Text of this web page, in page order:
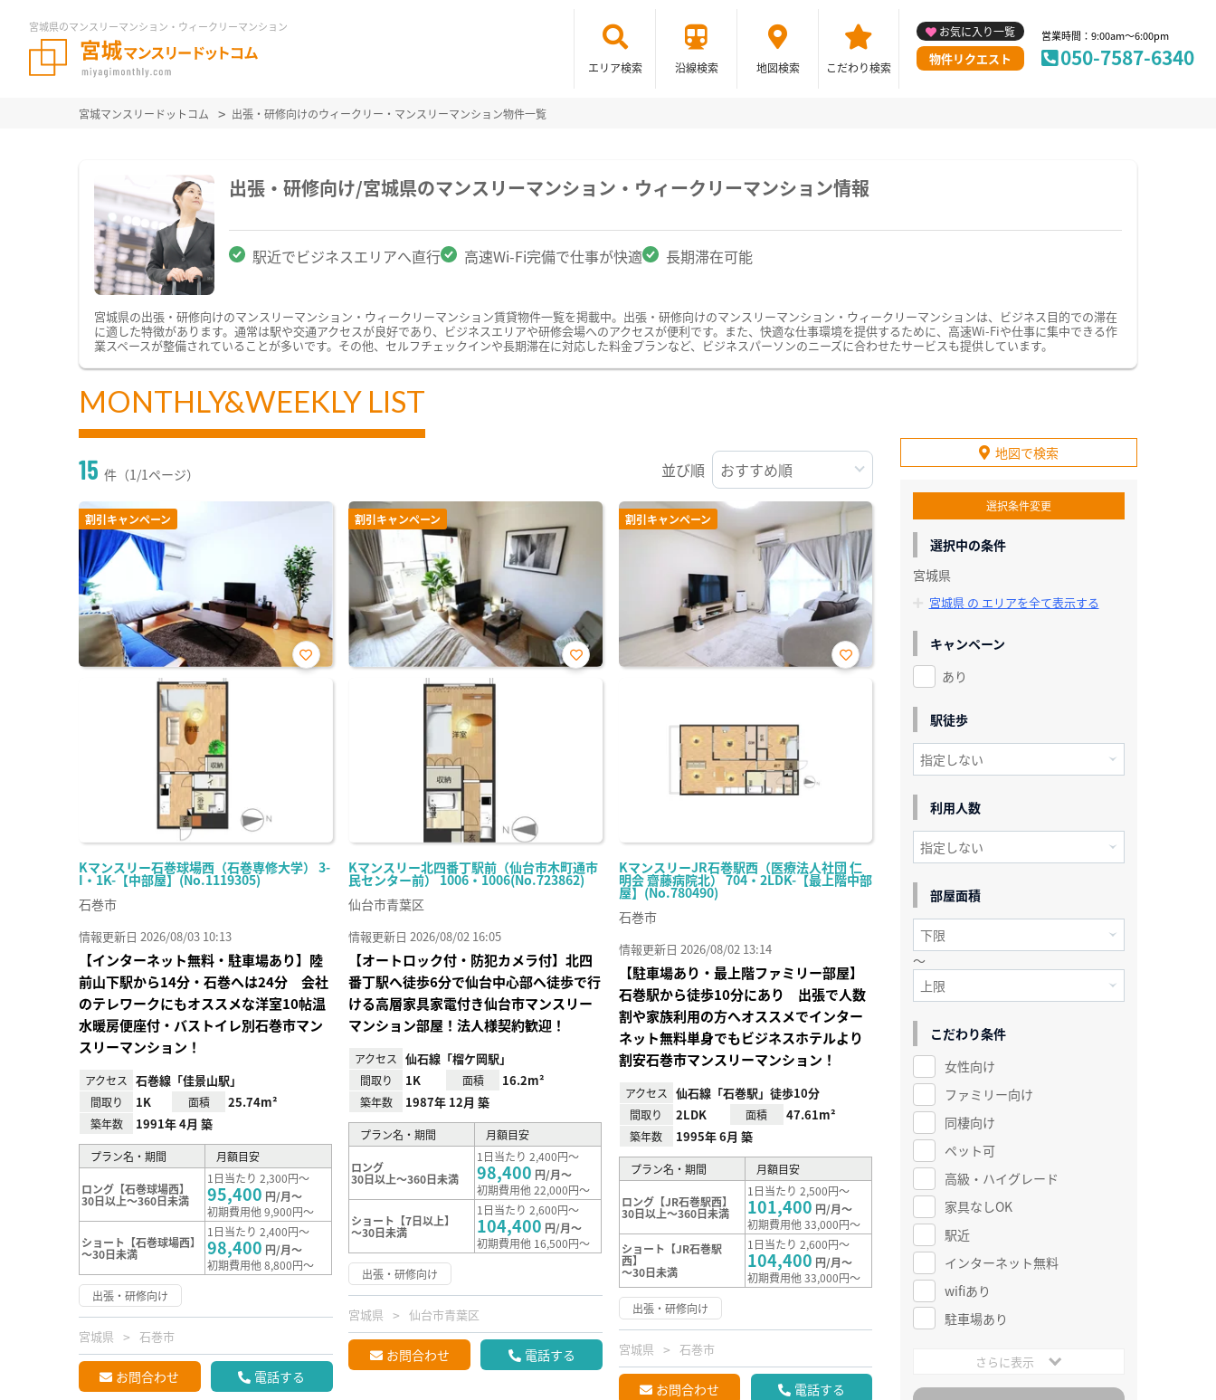
宮城県のマンスリーマンション・ウィークリーマンション
エリア検索 沿線検索 地図検索 こだわり検索
お気に入り一覧
物件リクエスト
営業時間：9:00am～6:00pm
050-7587-6340
宮城マンスリードットコム 出張・研修向けのウィークリー・マンスリーマンション物件一覧
出張・研修向け/宮城県のマンスリーマンション・ウィークリーマンション情報
駅近でビジネスエリアへ直行 高速Wi-Fi完備で仕事が快適 長期滞在可能
宮城県の出張・研修向けのマンスリーマンション・ウィークリーマンション賃貸物件一覧を掲載中。出張・研修向けのマンスリーマンション・ウィークリーマンションは、ビジネス目的での滞在
に適した特徴があります。通常は駅や交通アクセスが良好であり、ビジネスエリアや研修会場へのアクセスが便利です。また、快適な仕事環境を提供するために、高速Wi-Fiや仕事に集中できる作
業スペースが整備されていることが多いです。その他、セルフチェックインや長期滞在に対応した料金プランなど、ビジネスパーソンのニーズに合わせたサービスも提供しています。
MONTHLY&WEEKLY LIST
15 件（1/1ページ） 並び順
割引キャンペーン
Kマンスリー石巻球場西（石巻専修大学） 3-
I・1K-【中部屋】(No.1119305)
お気
石巻市
情報更新日 2026/08/03 10:13
【インターネット無料・駐車場あり】陸
前山下駅から14分・石巻へは24分 会社
のテレワークにもオススメな洋室10帖温
水暖房便座付・バストイレ別石巻市マン
スリーマンション！
アクセス 石巻線「佳景山駅」
間取り 1K 面積 25.74m²
築年数 1991年 4月 築
プラン名・期間 月額目安
ロング【石巻球場西】
30日以上～360日未満
1日当たり 2,300円～
95,400 円/月～
初期費用他 9,900円～
ショート【石巻球場西】
～30日未満
1日当たり 2,400円～
98,400 円/月～
初期費用他 8,800円～
出張・研修向け
宮城県 石巻市
お問合わせ 電話する
割引キャンペーン
Kマンスリー北四番丁駅前（仙台市木町通市
民センター前） 1006・1006(No.723862)
お気
仙台市青葉区
情報更新日 2026/08/02 16:05
【オートロック付・防犯カメラ付】北四
番丁駅へ徒歩6分で仙台中心部へ徒歩で行
ける高層家具家電付き仙台市マンスリー
マンション部屋！法人様契約歓迎！
アクセス 仙石線「榴ケ岡駅」
間取り 1K 面積 16.2m²
築年数 1987年 12月 築
プラン名・期間 月額目安
ロング
30日以上～360日未満
1日当たり 2,400円～
98,400 円/月～
初期費用他 22,000円～
ショート【7日以上】
～30日未満
1日当たり 2,600円～
104,400 円/月～
初期費用他 16,500円～
出張・研修向け
宮城県 仙台市青葉区
お問合わせ 電話する
割引キャンペーン
KマンスリーJR石巻駅西（医療法人社団 仁
明会 齋藤病院北） 704・2LDK-【最上階中部
屋】(No.780490)
お気
石巻市
情報更新日 2026/08/02 13:14
【駐車場あり・最上階ファミリー部屋】
石巻駅から徒歩10分にあり 出張で人数
割や家族利用の方へオススメでインター
ネット無料単身でもビジネスホテルより
割安石巻市マンスリーマンション！
アクセス 仙石線「石巻駅」徒歩10分
間取り 2LDK 面積 47.61m²
築年数 1995年 6月 築
プラン名・期間 月額目安
ロング【JR石巻駅西】
30日以上～360日未満
1日当たり 2,500円～
101,400 円/月～
初期費用他 33,000円～
ショート【JR石巻駅
西】
～30日未満
1日当たり 2,600円～
104,400 円/月～
初期費用他 33,000円～
出張・研修向け
宮城県 石巻市
お問合わせ 電話する
地図で検索
選択条件変更
選択中の条件
宮城県
宮城県 の エリアを全て表示する
キャンペーン
あり
駅徒歩
利用人数
部屋面積
～
こだわり条件
女性向け
ファミリー向け
同棲向け
ペット可
高級・ハイグレード
家具なしOK
駅近
インターネット無料
wifiあり
駐車場あり
さらに表示